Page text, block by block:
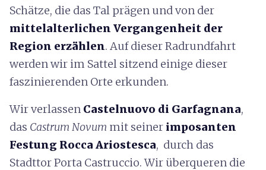
Schätze, die das Tal prägen und von der
mittelalterlichen Vergangenheit der
Region erzählen. Auf dieser Radrundfahrt
werden wir im Sattel sitzend einige dieser
faszinierenden Orte erkunden.
Wir verlassen Castelnuovo di Garfagnana,
das Castrum Novum mit seiner imposanten
Festung Rocca Ariostesca, durch das
Stadttor Porta Castruccio. Wir überqueren die